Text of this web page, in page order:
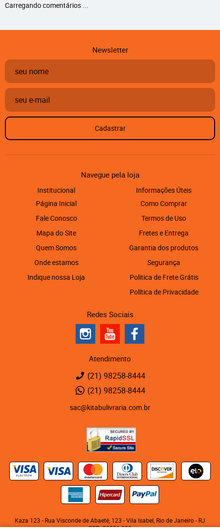
Carregando comentários ...
Newsletter
Cadastrar
Navegue pela loja
Institucional
Página Inicial
Fale Conosco
Mapa do Site
Quem Somos
Onde estamos
Indique nossa Loja
Informações Úteis
Como Comprar
Termos de Uso
Fretes e Entrega
Garantia dos produtos
Segurança
Politica de Frete Grátis
Política de Privacidade
Redes Sociais
Atendimento
(21) 98258-8444
(21) 98258-8444
sac@kitabulivraria.com.br
Kaza 123 - Rua Visconde de Abaeté, 123 -Vila Isabel, Rio de Janeiro- RJ
CEP: 20551-080